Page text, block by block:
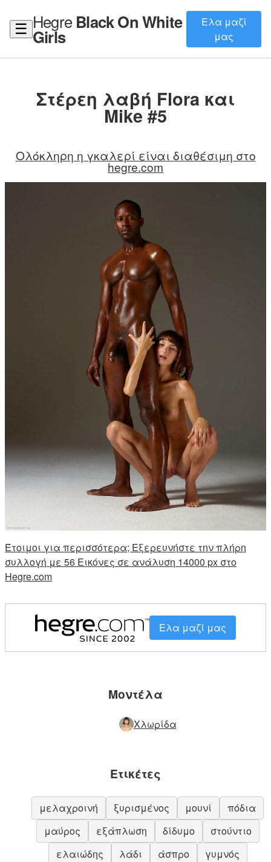
☰ Hegre Black On White
Girls
Ελα μαζί
μας
Στέρεη λαβή Flora και
Mike #5
Ολόκληρη η γκαλερί είναι διαθέσιμη στο
hegre.com
Έτοιμοι για περισσότερα; Εξερευνήστε την πλήρη
συλλογή με 56 Εικόνες σε ανάλυση 14000 px στο
Hegre.com
Ελα μαζί μας
Μοντέλα
Χλωρίδα
Ετικέτες
μελαχροινή ξυρισμένος μουνί
πόδια
μαύρος
εξάπλωση δίδυμο
στούντιο
ελαιώδης
λάδι άσπρο
γυμνός